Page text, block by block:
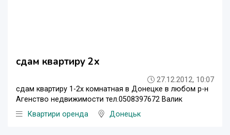
сдам квартиру 2х
27.12.2012, 10:07
сдам квартиру 1-2х комнатная в Донецке в любом р-н
Агенство недвижимости тел.0508397672 Валик
Квартири оренда
Донецьк